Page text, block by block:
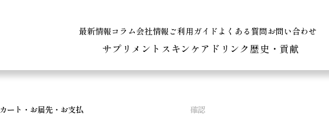
最新情報コラム会社情報 ご利用ガイド よくある質問お問い合わせ
サプリメント スキンケア ドリンク 歴史・貢献
カート・お届先・お支払 確認